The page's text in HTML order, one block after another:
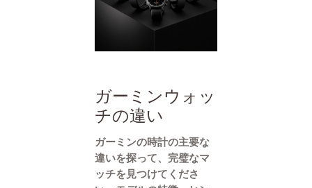
ガーミンウォッ
チの違い
ガーミンの時計の主要な
違いを探って、完璧なマ
ッチを見つけてくださ